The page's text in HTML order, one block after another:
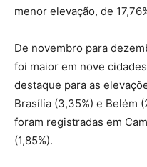
menor elevação, de
De novembro para
foi maior em nove
destaque para as
Brasília (3,35%) e Belém
foram registradas em
(1,85%).